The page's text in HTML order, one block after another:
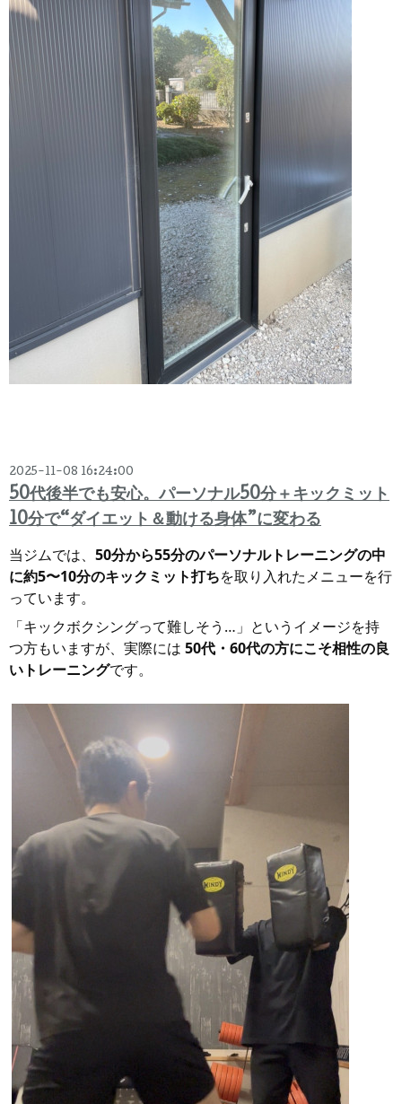
2025-11-08 16:24:00
50代後半でも安心。パーソナル50分＋キックミット
10分で“ダイエット＆動ける身体”に変わる
当ジムでは、 50分から55分のパーソナルトレーニングの中
に約5〜10分のキックミット打ちを取り入れたメニューを行
っています。
「キックボクシングって難しそう…」というイメージを持
つ方もいますが、実際には 50代・60代の方にこそ相性の良
いトレーニングです。